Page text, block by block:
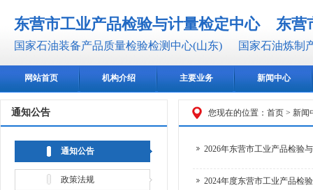
东营市工业产品检验与计量检定中心 东营
国家石油装备产品质量检验检测中心(山东) 国家石油炼制
网站首页 机构介绍 主要业务 新闻中心
通知公告
通知公告
政策法规
您现在的位置： 首页 > 新闻
2026年东营市工业产品检验
2024年度东营市工业产品检